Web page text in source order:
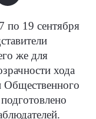
по 19 сентября
же для
хода
Общественного